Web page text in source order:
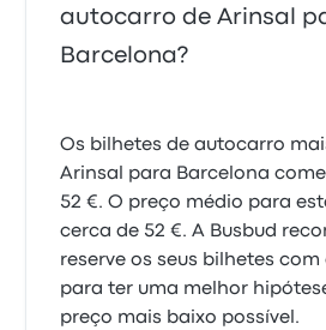
autocarro de Arinsal
Barcelona?
Os bilhetes de autocarro
Arinsal para Barcelona
52 €. O preço médio para
cerca de 52 €. A Busbud
reserve os seus bilhetes
para ter uma melhor
preço mais baixo possível.